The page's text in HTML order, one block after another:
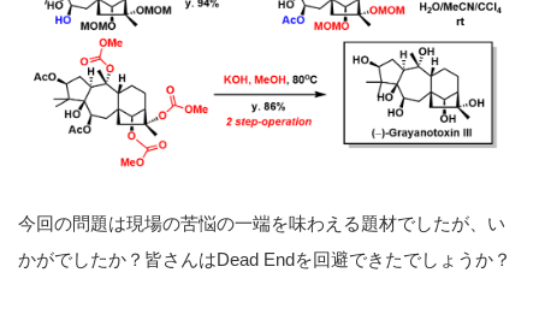
今回の問題は現場の苦悩の一端を味わえる題材でしたが、い
かがでしたか？皆さんはDead Endを回避できたでしょうか？